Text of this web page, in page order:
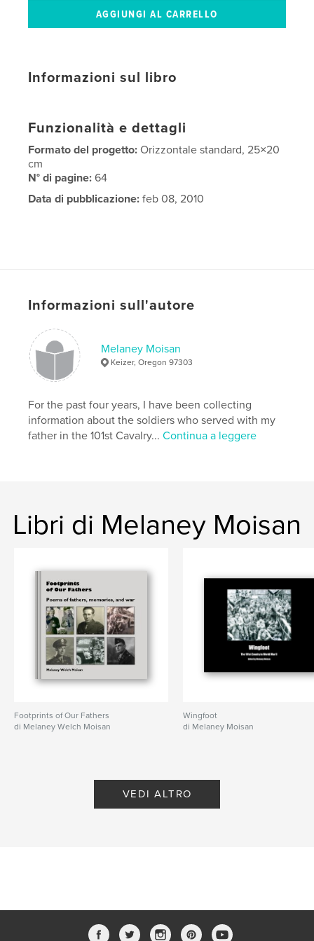
Informazioni sul libro
Funzionalità e dettagli
Formato del progetto:Orizzontale standard, 25×20
cm
N° di pagine:64
Data di pubblicazione: feb 08, 2010
Informazioni sull'autore
Melaney Moisan
Keizer, Oregon 97303
For the past four years, I have been collecting
information about the soldiers who served with my
father in the 101st Cavalry...Continua a leggere
Libri di Melaney Moisan
Footprints of Our Fathers
di Melaney Welch Moisan
Wingfoot
di Melaney Moisan
VEDI ALTRO